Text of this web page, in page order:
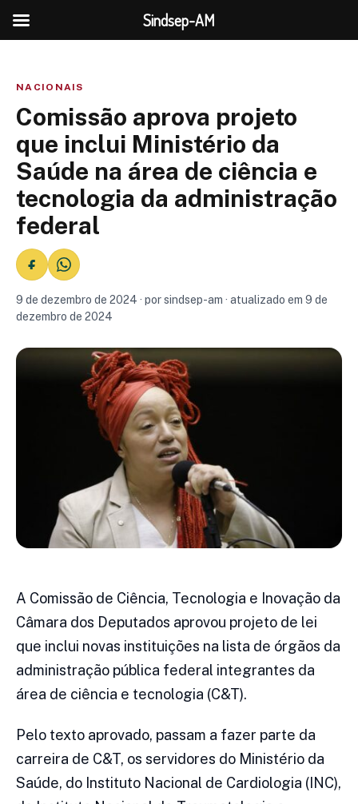
NACIONAIS
Comissão aprova projeto
que inclui Ministério da
Saúde na área de ciência e
tecnologia da administração
federal
9 de dezembro de 2024 · por sindsep-am · atualizado em 9 de
dezembro de 2024
A Comissão de Ciência, Tecnologia e Inovação da
Câmara dos Deputados aprovou projeto de lei
que inclui novas instituições na lista de órgãos da
administração pública federal integrantes da
área de ciência e tecnologia (C&T).
Pelo texto aprovado, passam a fazer parte da
carreira de C&T, os servidores do Ministério da
Saúde, do Instituto Nacional de Cardiologia (INC),
Sindsep-AM